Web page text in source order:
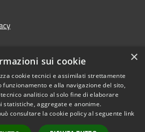
Copyright © 2026 • Comune di
Busnago • Powered by
×
sui cookie
cookie tecnici e assimilati strettamente
funzionamento e alla navigazione del sito,
analitico al solo fine di elaborare
statistiche, aggregate e anonime.
consultare la cookie policy al seguente link